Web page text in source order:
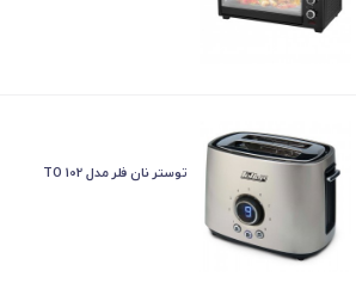
توستر نان فلر مدل TO 102